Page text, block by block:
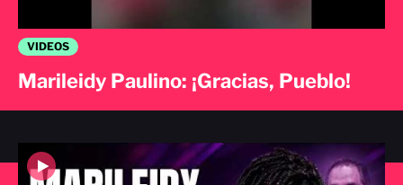
VIDEOS
Marileidy Paulino: ¡Gracias, Pueblo!